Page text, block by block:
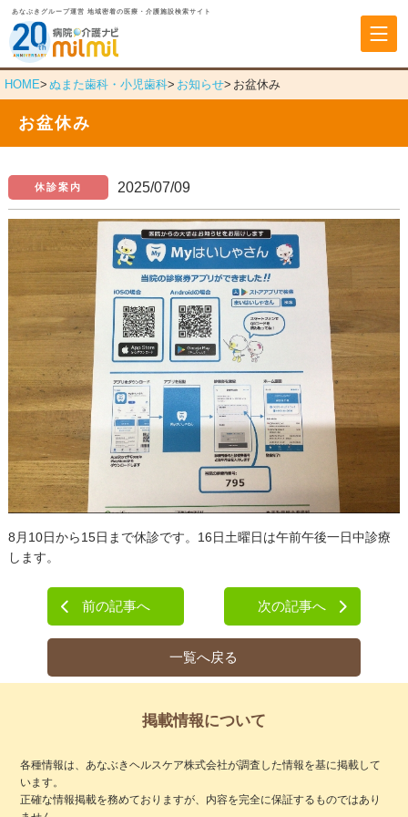
あなぶきグループ運営 地域密着の医療・介護施設検索サイト
HOME ぬまた歯科・小児歯科 お知らせ お盆休み
お盆休み
休診案内 2025/07/09
8月10日から15日まで休診です。16日土曜日は午前午後一日中診療
します。
前の記事へ
一覧へ戻る
次の記事へ
掲載情報について
各種情報は、あなぶきヘルスケア株式会社が調査した情報を基に掲載して
います。
正確な情報掲載を務めておりますが、内容を完全に保証するものではあり